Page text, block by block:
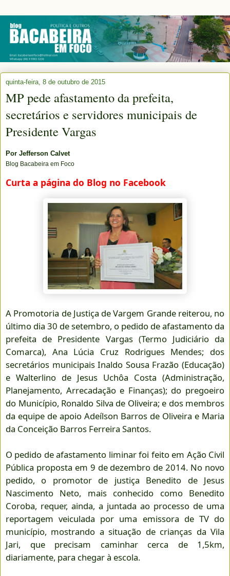
quinta-feira, 8 de outubro de 2015
MP pede afastamento da prefeita,
secretários e servidores municipais de
Presidente Vargas
Por Jefferson Calvet
Blog Bacabeira em Foco
Curta a página do Blog no Facebook
A Promotoria de Justiça de Vargem Grande reiterou, no
último dia 30 de setembro, o pedido de afastamento da
prefeita de Presidente Vargas (Termo Judiciário da
Comarca), Ana Lúcia Cruz Rodrigues Mendes; dos
secretários municipais Inaldo Sousa Frazão (Educação)
e Walterlino de Jesus Uchôa Costa (Administração,
Planejamento, Arrecadação e Finanças); do pregoeiro
do Município, Ronaldo Silva de Oliveira; e dos membros
da equipe de apoio Adeílson Barros de Oliveira e Maria
da Conceição Barros Ferreira Santos.
O pedido de afastamento liminar foi feito em Ação Civil
Pública proposta em 9 de dezembro de 2014. No novo
pedido, o promotor de justiça Benedito de Jesus
Nascimento Neto, mais conhecido como Benedito
Coroba, requer, ainda, a juntada ao processo de uma
reportagem veiculada por uma emissora de TV do
município, mostrando a situação de crianças da Vila
Jari, que precisam caminhar cerca de 1,5km,
diariamente, para chegar à escola.